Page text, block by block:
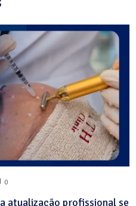
0
atualização profissional se